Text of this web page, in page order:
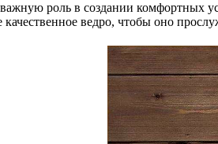
роль в создании комфортных
ведро, чтобы оно